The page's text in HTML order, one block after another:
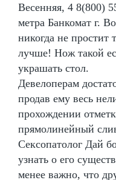
Весенняя, 4 8(800)
метра Банкомат г.
никогда не простит
лучше! Нож такой
украшать стол.
Девелоперам
продав ему весь
прохождении
прямолинейный
Сексопатолог Дай
узнать о его
менее важно, что